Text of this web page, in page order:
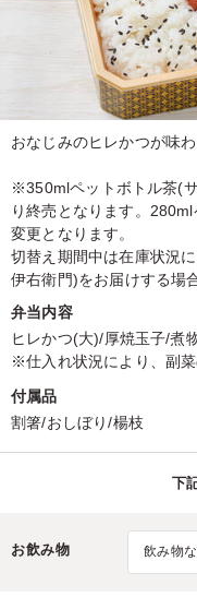
おなじみのヒレかつが味
※350mlペットボトル茶(
り終売となります。
変更となります。
切替え期間中は在庫状況
伊右衛門)をお届けする場
弁当内容
ヒレかつ(大)/厚焼玉子/煮
※仕入れ状況により、副菜
付属品
割箸/おしぼり/楊枝
下
お飲み物